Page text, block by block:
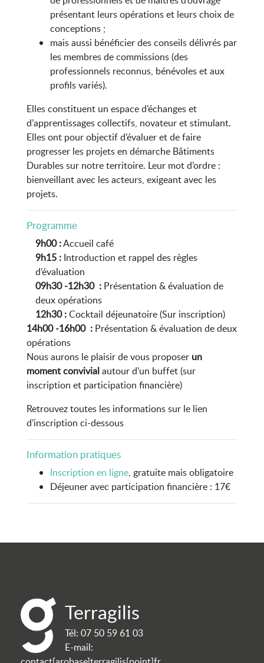
présentant leurs opérations et leurs choix de
conceptions ;
mais aussi bénéficier des conseils délivrés par
les membres de commissions (des
professionnels reconnus, bénévoles et aux
profils variés).
Elles constituent un espace d’échanges et
d’apprentissages collectifs, novateur et stimulant.
Elles ont pour objectif d’évaluer et de faire
progresser les projets en démarche Bâtiments
Durables sur notre territoire. Leur mot d’ordre :
bienveillant avec les acteurs, exigeant avec les
projets.
Programme
9h00 :Accueil café
9h15 : Introduction et rappel des règles
d’évaluation
09h30 -12h30 : Présentation & évaluation de
deux opérations
12h30 :Cocktail déjeunatoire (Sur inscription)
14h00 -16h00 : Présentation & évaluation de deux
opérations
Nous aurons le plaisir de vous proposer un
moment convivialautour d’un buffet (sur
inscription et participation financière)
Retrouvez toutes les informations sur le lien
d’inscription ci-dessous
Information pratiques
Inscription en ligne, gratuite mais obligatoire
Déjeuner avec participation financière : 17€
Terragilis
Tél: 07 50 59 61 03
E-mail: